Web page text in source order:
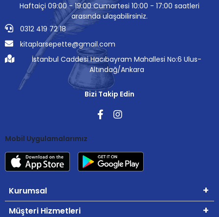
Haftaiçi 09:00 - 19:00 Cumartesi 10:00 - 17:00 saatleri
arasında ulaşabilirsiniz.
0312 419 72 18
kitaplarsepette@gmail.com
İstanbul Caddesi Hacıbayram Mahallesi No:6 Ulus-
Altındağ/Ankara
Bizi Takip Edin
Mobil Uygulamalarımız
Kurumsal
Müşteri Hizmetleri